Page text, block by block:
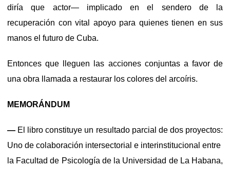
diría que actor— implicado en el sendero de la
recuperación con vital apoyo para quienes tienen en sus
manos el futuro de Cuba.
Entonces que lleguen las acciones conjuntas a favor de
una obra llamada a restaurar los colores del arcoíris.
MEMORÁNDUM
— El libro constituye un resultado parcial de dos proyectos:
Uno de colaboración intersectorial e interinstitucional entre
la Facultad de Psicología de la Universidad de La Habana,